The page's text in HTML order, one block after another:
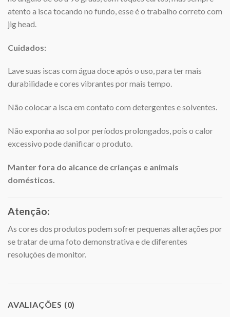
atento a isca tocando no fundo, esse é o trabalho correto com
jig head.
Cuidados:
Lave suas iscas com água doce após o uso, para ter mais
durabilidade e cores vibrantes por mais tempo.
Não colocar a isca em contato com detergentes e solventes.
Não exponha ao sol por períodos prolongados, pois o calor
excessivo pode danificar o produto.
Manter fora do alcance de crianças e animais
domésticos.
Atenção:
As cores dos produtos podem sofrer pequenas alterações por
se tratar de uma foto demonstrativa e de diferentes
resoluções de monitor.
AVALIAÇÕES (0)